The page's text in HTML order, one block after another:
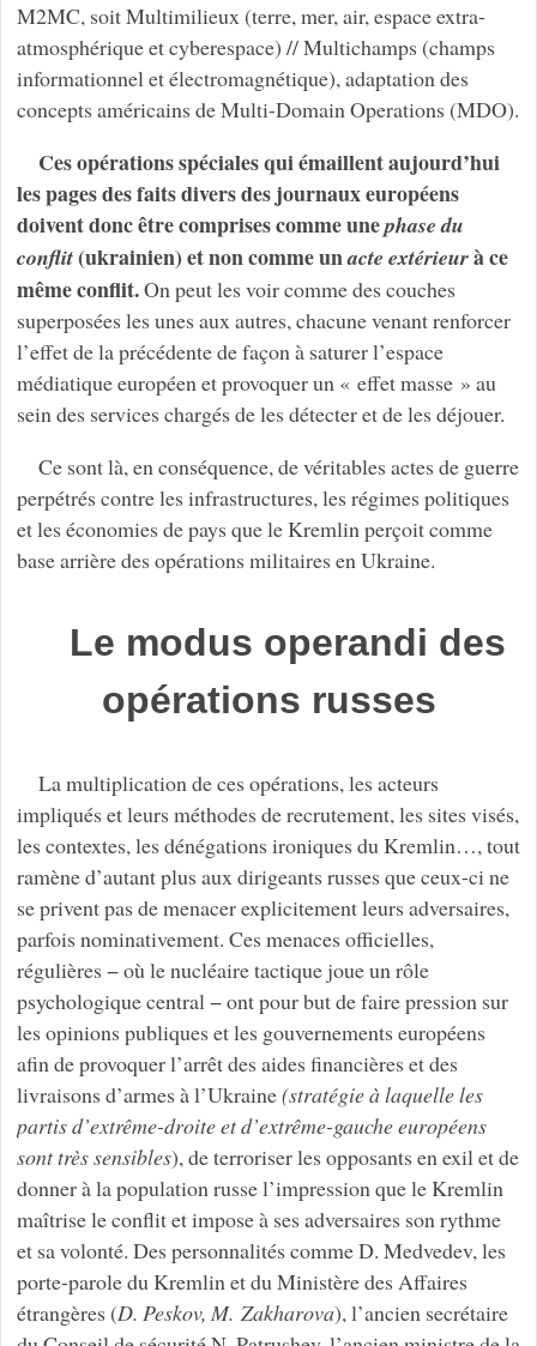
M2MC, soit Multimilieux (terre, mer, air, espace extra-
atmosphérique et cyberespace) // Multichamps (champs
informationnel et électromagnétique), adaptation des
concepts américains de Multi-Domain Operations (MDO).
Ces opérations spéciales qui émaillent aujourd’hui
les pages des faits divers des journaux européens
doivent donc être comprises comme unephase du
conflit(ukrainien) et non comme unacte extérieurà ce
même conflit.On peut les voir comme des couches
superposées les unes aux autres, chacune venant renforcer
l’effet de la précédente de façon à saturer l’espace
médiatique européen et provoquer un « effet masse » au
sein des services chargés de les détecter et de les déjouer.
Ce sont là, en conséquence, de véritables actes de guerre
perpétrés contre les infrastructures, les régimes politiques
et les économies de pays que le Kremlin perçoit comme
base arrière des opérations militaires en Ukraine.
Le modus operandi des
opérations russes
La multiplication de ces opérations, les acteurs
impliqués et leurs méthodes de recrutement, les sites visés,
les contextes, les dénégations ironiques du Kremlin…, tout
ramène d’autant plus aux dirigeants russes que ceux-ci ne
se privent pas de menacer explicitement leurs adversaires,
parfois nominativement. Ces menaces officielles,
régulières − où le nucléaire tactique joue un rôle
psychologique central − ont pour but de faire pression sur
les opinions publiques et les gouvernements européens
afin de provoquer l’arrêt des aides financières et des
livraisons d’armes à l’Ukraine(stratégie à laquelle les
partis d’extrême-droite et d’extrême-gauche européens
sont très sensibles), de terroriser les opposants en exil et de
donner à la population russe l’impression que le Kremlin
maîtrise le conflit et impose à ses adversaires son rythme
et sa volonté. Des personnalités comme D. Medvedev, les
porte-parole du Kremlin et du Ministère des Affaires
étrangères (D. Peskov, M. Zakharova), l’ancien secrétaire